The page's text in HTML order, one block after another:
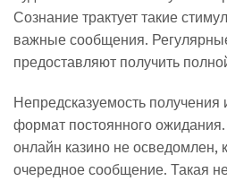
Сознание трактует такие
важные сообщения.
предоставляют получить
Непредсказуемость
формат постоянного
онлайн казино не осведомлен,
очередное сообщение. Такая